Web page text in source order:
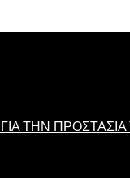
ΤΗΝ ΠΡΟΣΤΑΣΙΑ